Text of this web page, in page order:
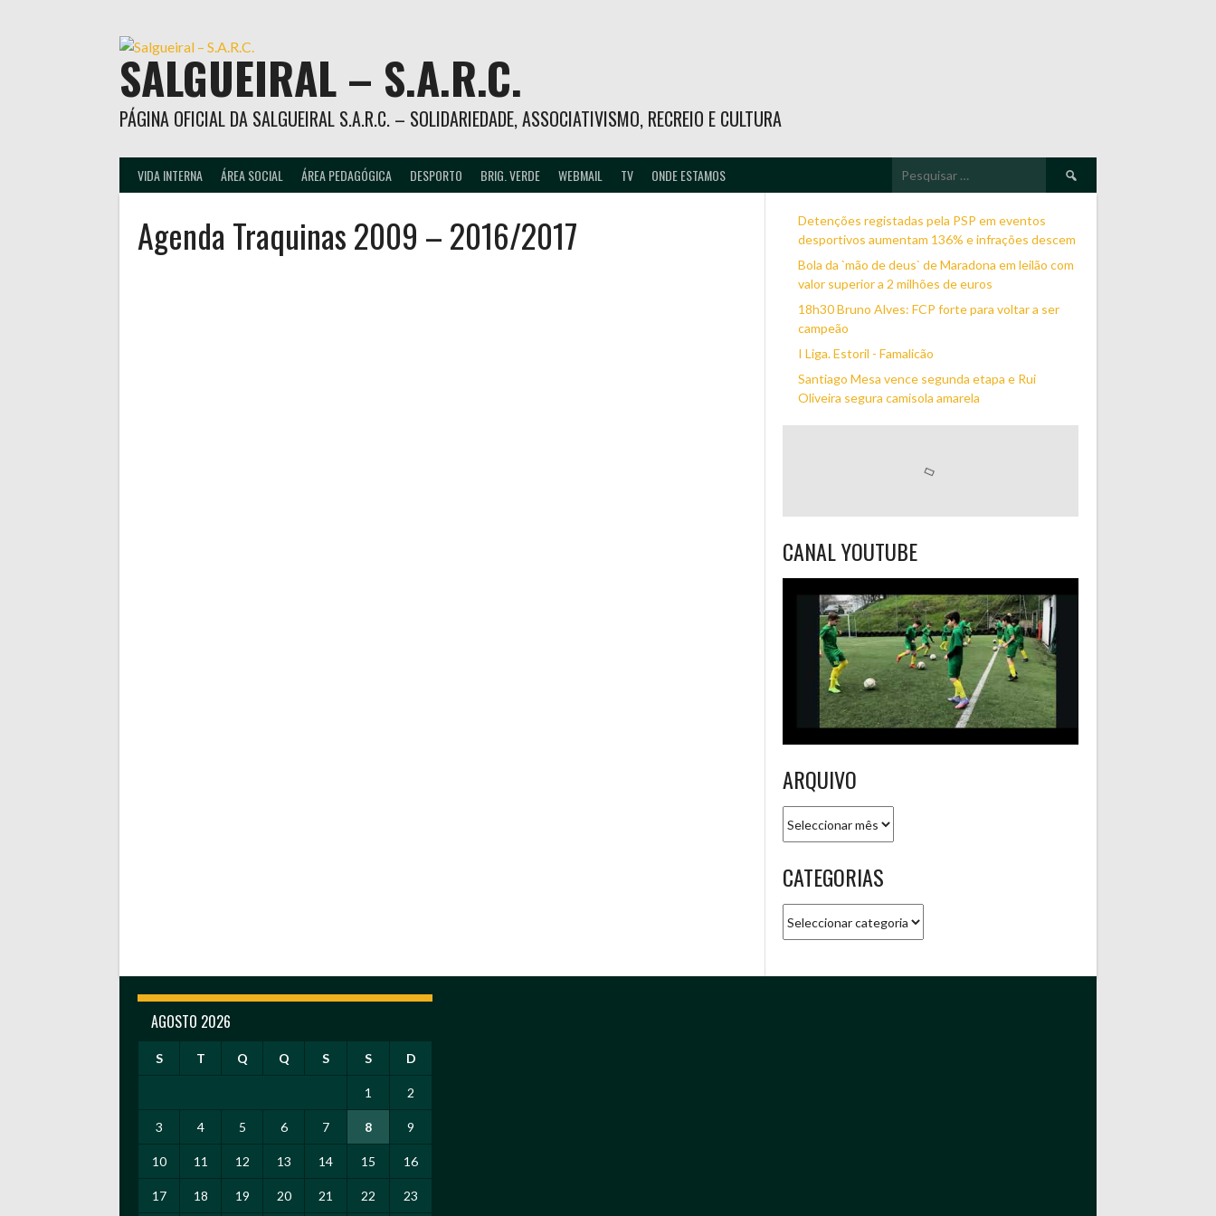
SALGUEIRAL – S.A.R.C.
PÁGINA OFICIAL DA SALGUEIRAL S.A.R.C. – SOLIDARIEDADE, ASSOCIATIVISMO, RECREIO E CULTURA
VIDA INTERNA ÁREA SOCIAL ÁREA PEDAGÓGICA DESPORTO BRIG. VERDE WEBMAIL TV ONDE ESTAMOS
Pesquisar
por:
Agenda Traquinas 2009 – 2016/2017
Detenções registadas pela PSP em eventos
desportivos aumentam 136% e infrações descem
Bola da `mão de deus` de Maradona em leilão com
valor superior a 2 milhões de euros
18h30 Bruno Alves: FCP forte para voltar a ser
campeão
I Liga. Estoril - Famalicão
Santiago Mesa vence segunda etapa e Rui
Oliveira segura camisola amarela
CANAL YOUTUBE
ARQUIVO
CATEGORIAS
AGOSTO 2026
S T Q Q S S D
1 2
3 4 5 6 7 8 9
10 11 12 13 14 15 16
17 18 19 20 21 22 23